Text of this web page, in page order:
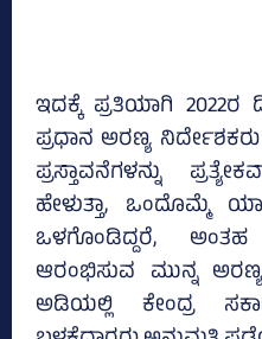
ಇದಕ್ಕೆ ಪ್ರತಿಯಾಗಿ
ಪ್ರಧಾನ ಅರಣ್ಯ
ಪ್ರಸ್ತಾವನೆಗಳನ್ನು
ಹೇಳುತ್ತಾ, ಒಂದೊಮ್ಮೆ
ಒಳಗೊಂಡಿದ್ದರೆ,
ಆರಂಭಿಸುವ ಮುನ್ನ
ಅಡಿಯಲ್ಲಿ ಕೇಂದ್ರ